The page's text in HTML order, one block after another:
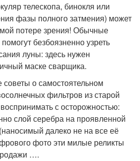
телескопа, бинокля или
фазы полного затмения) может
потере зрения! Обычные
безбоязненно узреть
луны: здесь нужен
маске сварщика.
советы о самостоятельном
фильтров из старой
с осторожностью:
слой серебра на проявленной
далеко не на все её
фото эти милые реликты
….